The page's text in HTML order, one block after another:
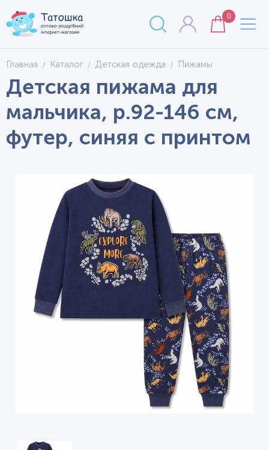
0
Главная Каталог Детская одежда Пижамы
Детская пижама для
мальчика, р.92-146 см,
футер, синяя с принтом